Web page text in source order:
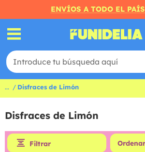
ENVÍOS A TODO EL PAÍS
... Disfraces de Limón
Disfraces de Limón
Filtrar